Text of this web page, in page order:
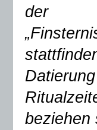
der
beziehen